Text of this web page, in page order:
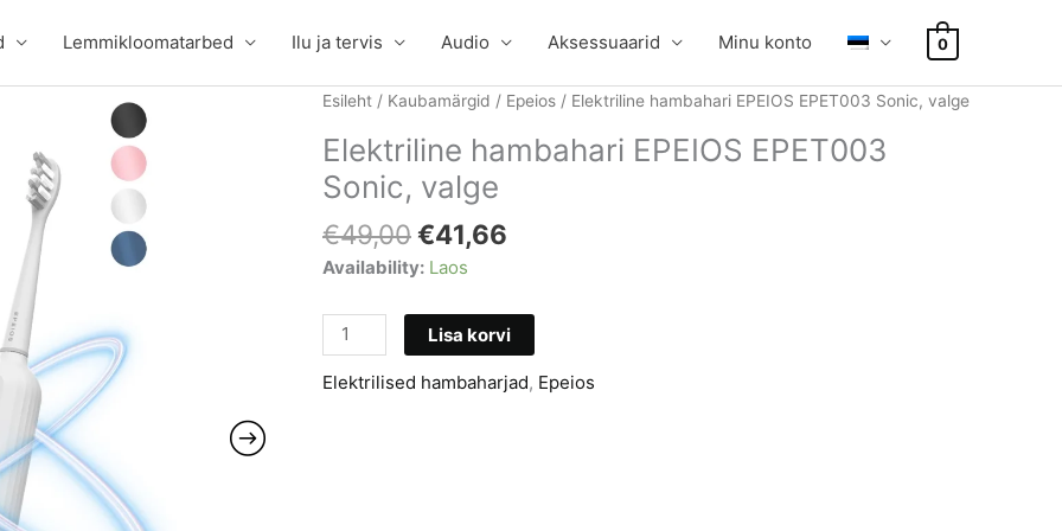
Lemmikloomatarbed Ilu ja tervis Audio Aksessuaarid Minu konto 0
Esileht / Kaubamärgid / Epeios / Elektriline hambahari EPEIOS EPET003 Sonic, valge
Elektriline hambahari EPEIOS EPET003
Sonic, valge
€49,00Algne
hind
€49,00.
€41,66
€41,66.
Availability: Laos
Elektriline
hambahari
EPEIOS
Lisa korvi
Elektrilised hambaharjad, Epeios